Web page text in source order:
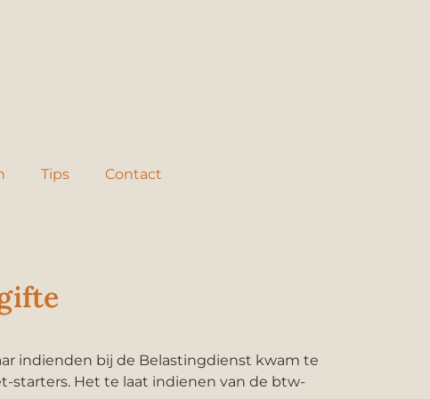
Tips Contact
indienden bij de Belastingdienst kwam te
starters. Het te laat indienen van de btw-